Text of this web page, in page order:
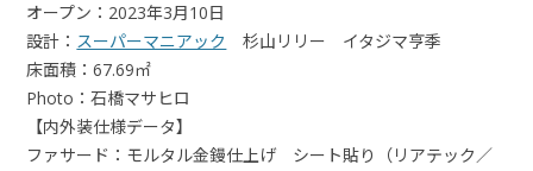
オープン：2023年3月10日
設計： スーパーマニアック
杉山リリー イタジマ亨季
床面積：67.69㎡
Photo：石橋マサヒロ
【内外装仕様データ】
ファサード：モルタル金鏝仕上げ シート貼り（リアテック／